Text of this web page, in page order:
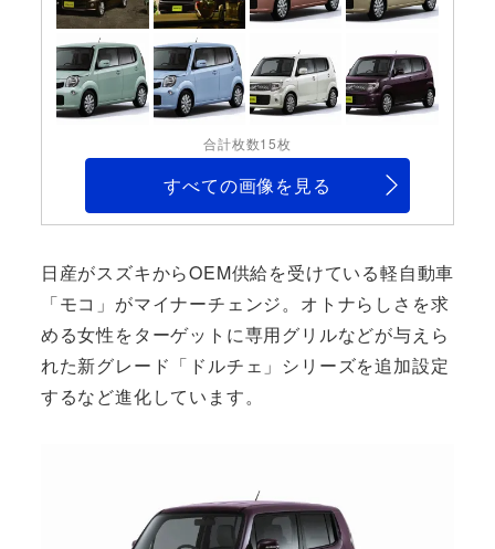
合計枚数15枚
すべての画像を見る
日産がスズキからOEM供給を受けている軽自動車
「モコ」がマイナーチェンジ。オトナらしさを求
める女性をターゲットに専用グリルなどが与えら
れた新グレード「ドルチェ」シリーズを追加設定
するなど進化しています。